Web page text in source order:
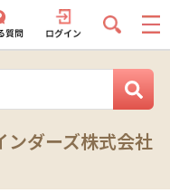
ンダーズ株式会社